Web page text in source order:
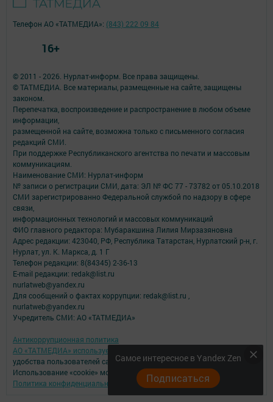
Самое интересное в Yandex Zen
Подписаться
© 2011 - 2026. Нурлат-⁠информ. Все права защищены.
© ТАТМЕДИА. Все материалы, размещенные на сайте, защищены
законом.
Перепечатка, воспроизведение и распространение в любом объеме
информации,
размещенной на сайте, возможна только с письменного согласия
редакций СМИ.
При поддержке Республиканского агентства по печати и массовым
коммуникациям.
Наименование СМИ: Нурлат-⁠информ
№ записи о регистрации СМИ, дата: ЭЛ № ФС 77 -⁠ 73782 от 05.10.2018
СМИ зарегистрированно Федеральной службой по надзору в сфере
связи,
информационных технологий и массовых коммуникаций
ФИО главного редактора: Мубаракшина Лилия Мирзазяновна
Адрес редакции: 423040, РФ, Республика Татарстан, Нурлатский р-н, г.
Нурлат, ул. К. Маркса, д. 1 Г
Телефон редакции: 8(84345) 2-36-13
E-mail редакции: redak@list.ru
nurlatweb@yandex.ru
Для сообщений о фактах коррупции: redak@list.ru ,
nurlatweb@yandex.ru
Учредитель СМИ: АО «ТАТМЕДИА»
Антикоррупционная политика
АО «ТАТМЕДИА» использует «cookie»
для персонализации сервисов и
удобства пользователей сайтом.
Использование «cookie» можно отменить в настройках браузера.
Политика конфиденциальности
Телефон АО «ТАТМЕДИА»: (843) 222 09 84
16+